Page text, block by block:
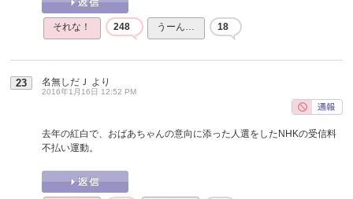
それな！ 248 うーん… 18
23 名無しだＪ より
2016年1月16日 12:52 PM
去年の紅白で、おばあちゃんの意向に添った人選をしたNHKの受信料
不払い運動。